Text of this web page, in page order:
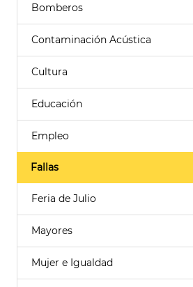
Bomberos
Contaminación Acústica
Cultura
Educación
Empleo
Fallas
Feria de Julio
Mayores
Mujer e Igualdad